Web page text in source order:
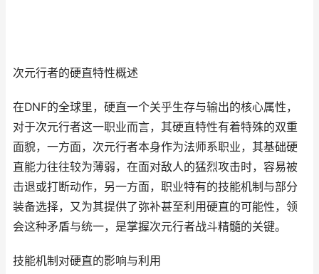
次元行者的硬直特性概述
在DNF的全球里，硬直一个关乎生存与输出的核心属性，
对于次元行者这一职业而言，其硬直特性有着特殊的双重
面貌，一方面，次元行者本身作为法师系职业，其基础硬
直能力往往较为薄弱，在面对敌人的猛烈攻击时，容易被
击退或打断动作，另一方面，职业特有的技能机制与部分
装备选择，又为其提供了弥补甚至利用硬直的可能性，领
会这种矛盾与统一，是掌握次元行者战斗精髓的关键。
技能机制对硬直的影响与利用